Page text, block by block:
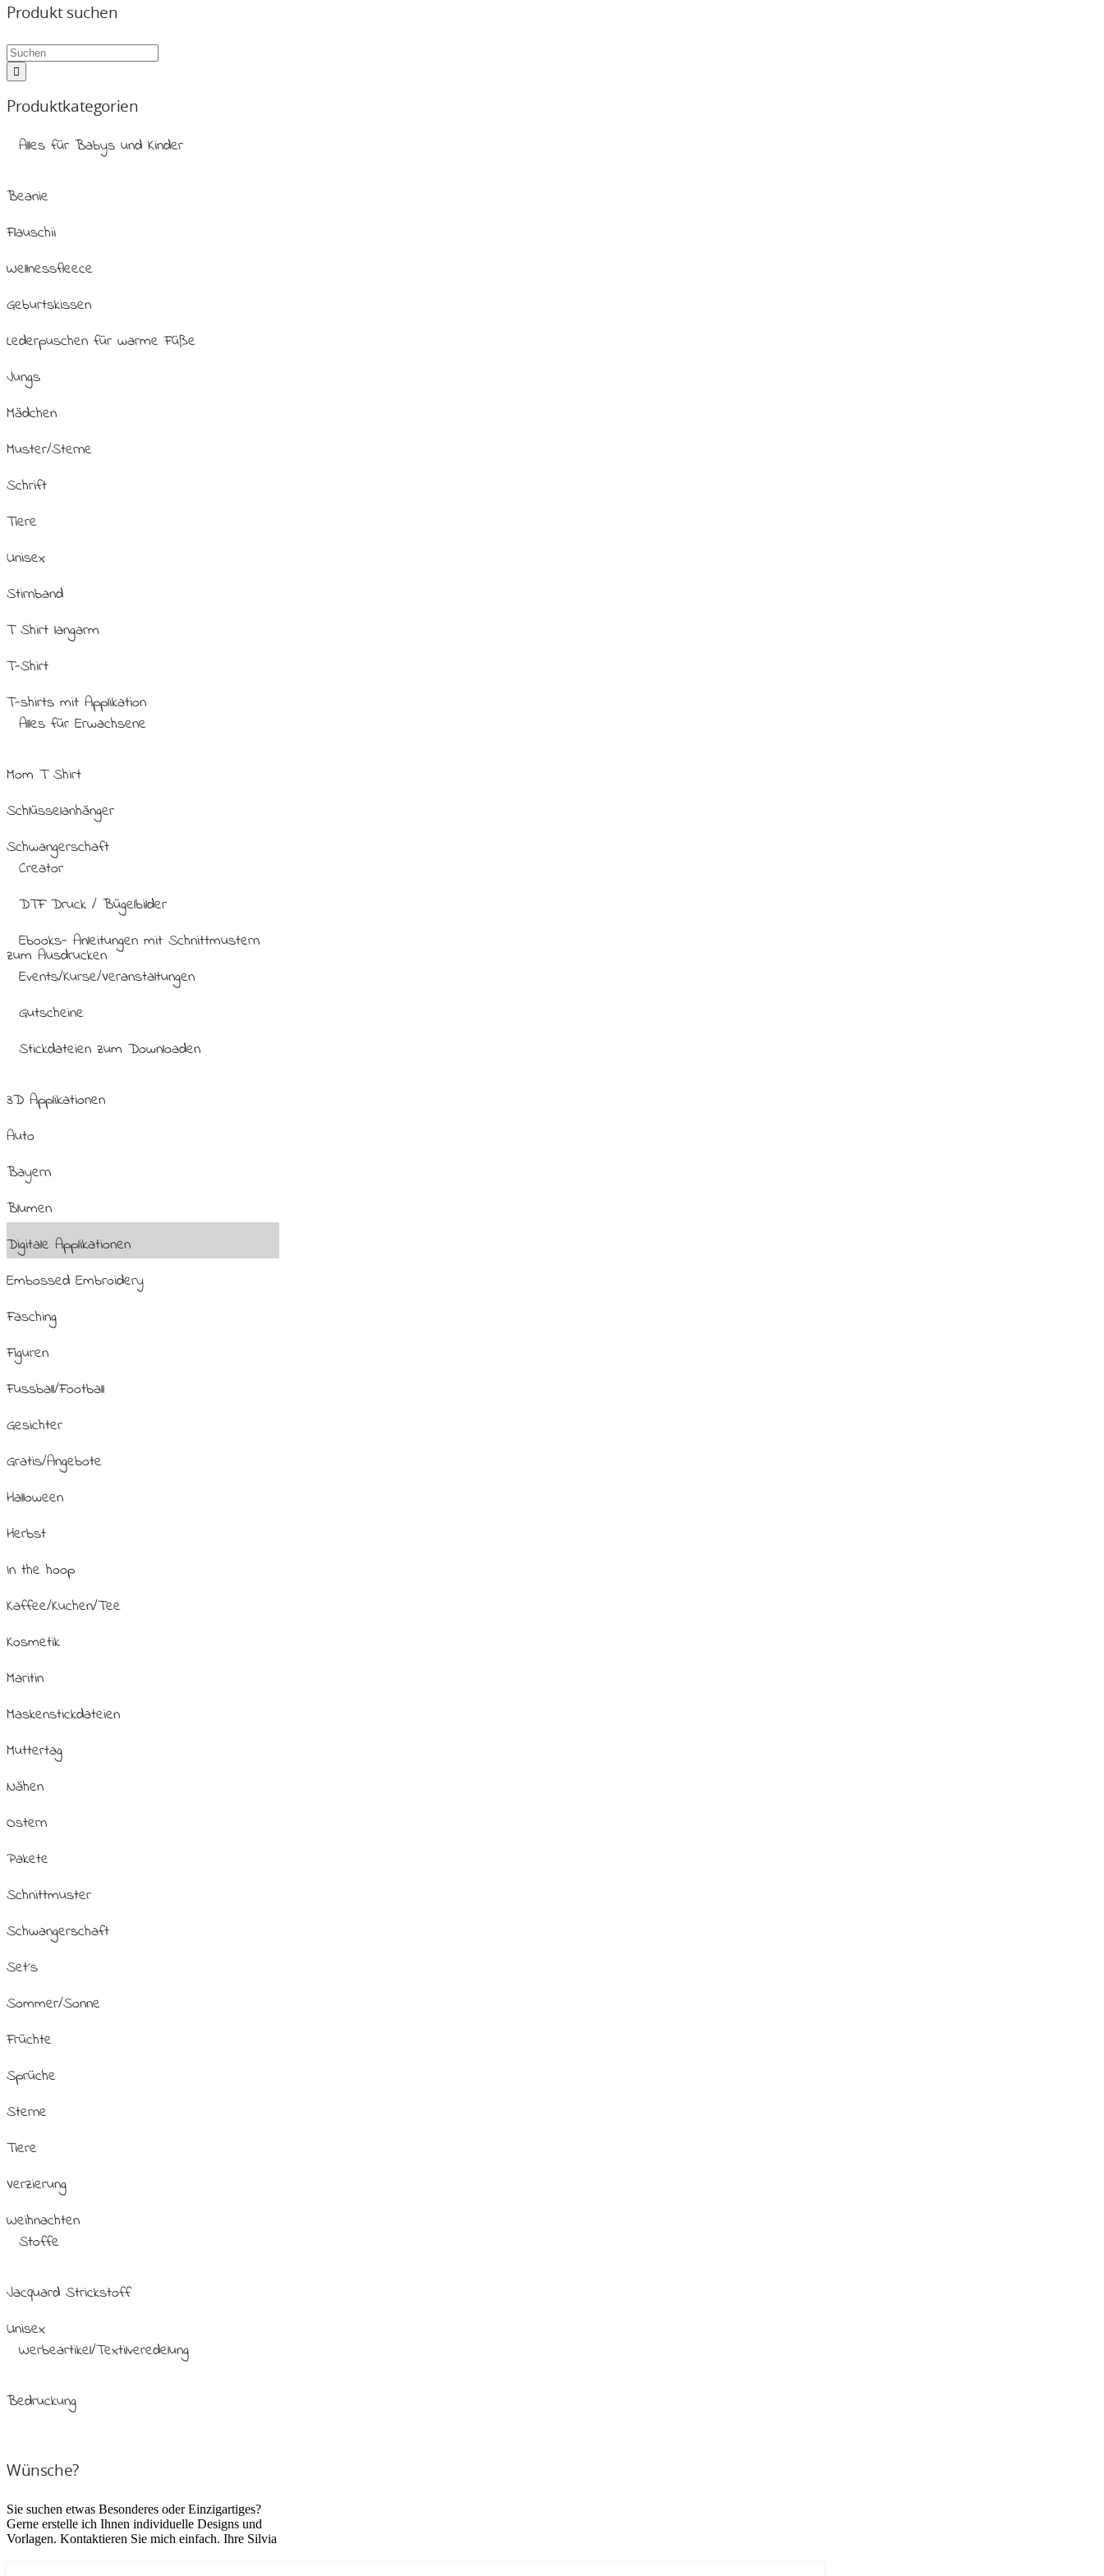
Produkt suchen
Produktkategorien
Alles für Babys und Kinder
Beanie
Flauschii
Wellnessfleece
Geburtskissen
Lederpuschen für warme Füße
Jungs
Mädchen
Muster/Sterne
Schrift
Tiere
Unisex
Stirnband
T Shirt langarm
T-Shirt
T-shirts mit Applikation
Alles für Erwachsene
Mom T Shirt
Schlüsselanhänger
Schwangerschaft
Creator
DTF Druck / Bügelbilder
Ebooks- Anleitungen mit Schnittmustern
zum Ausdrucken
Events/Kurse/Veranstaltungen
Gutscheine
Stickdateien zum Downloaden
3D Applikationen
Auto
Bayern
Blumen
Digitale Applikationen
Embossed Embroidery
Fasching
Figuren
Fussball/Football
Gesichter
Gratis/Angebote
Halloween
Herbst
In the hoop
Kaffee/Kuchen/Tee
Kosmetik
Maritin
Maskenstickdateien
Muttertag
Nähen
Ostern
Pakete
Schnittmuster
Schwangerschaft
Set´s
Sommer/Sonne
Früchte
Sprüche
Sterne
Tiere
Verzierung
Weihnachten
Stoffe
Jacquard Strickstoff
Unisex
Werbeartikel/Textilveredelung
Bedruckung
Wünsche?
Sie suchen etwas Besonderes oder Einzigartiges?
Gerne erstelle ich Ihnen individuelle Designs und
Vorlagen. Kontaktieren Sie mich einfach. Ihre Silvia